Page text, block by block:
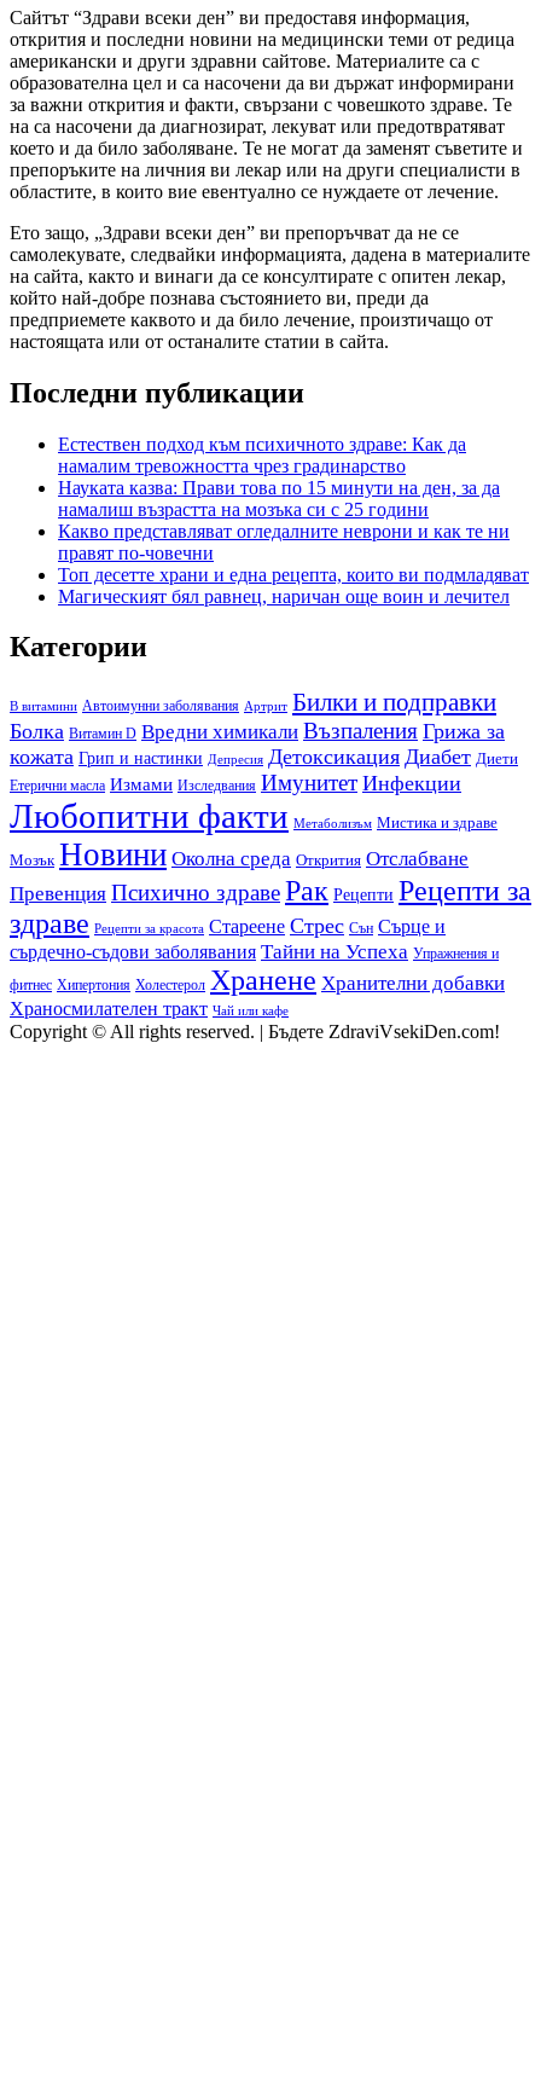
Сайтът “Здрави всеки ден” ви предоставя информация,
открития и последни новини на медицински теми от редица
американски и други здравни сайтове. Материалите са с
образователна цел и са насочени да ви държат информирани
за важни открития и факти, свързани с човешкото здраве. Те
на са насочени да диагнозират, лекуват или предотвратяват
което и да било заболяване. Те не могат да заменят съветите и
препоръките на личния ви лекар или на други специалисти в
областите, в които вие евентуално се нуждаете от лечение.
Ето защо, „Здрави всеки ден” ви препоръчват да не се
самолекувате, следвайки информацията, дадена в материалите
на сайта, както и винаги да се консултирате с опитен лекар,
който най-добре познава състоянието ви, преди да
предприемете каквото и да било лечение, произтичащо от
настоящата или от останалите статии в сайта.
Последни публикации
Естествен подход към психичното здраве: Как да
намалим тревожността чрез градинарство
Науката казва: Прави това по 15 минути на ден, за да
намалиш възрастта на мозъка си с 25 години
Какво представляват огледалните неврони и как те ни
правят по-човечни
Топ десетте храни и една рецепта, които ви подмладяват
Магическият бял равнец, наричан още воин и лечител
Категории
B витамини Автоимунни заболявания Артрит Билки и подправки
Болка Витамин D Вредни химикали Възпаления Грижа за
кожата Грип и настинки Депресия Детоксикация Диабет Диети
Етерични масла Измами Изследвания Имунитет Инфекции
Любопитни факти Метаболизъм Мистика и здраве
Мозък Новини Околна среда Открития Отслабване
Превенция Психично здравеРак Рецепти Рецепти за
здраве Рецепти за красота Стареене Стрес Сън Сърце и
сърдечно-съдови заболявания Тайни на Успеха Упражнения и
фитнес Хипертония Холестерол Хранене Хранителни добавки
Храносмилателен тракт Чай или кафе
Copyright © All rights reserved. | Бъдете ZdraviVsekiDen.com!